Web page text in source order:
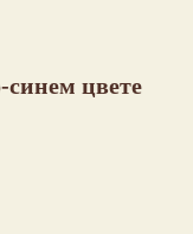
цвете